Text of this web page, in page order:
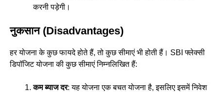
करनी पड़ेगी।
नुकसान (Disadvantages)
हर योजना के कुछ फायदे होते हैं, तो कुछ सीमाएं भी होती हैं। SBI फ्लेक्सी
डिपॉजिट योजना की कुछ सीमाएं निम्नलिखित हैं:
कम ब्याज दर: यह योजना एक बचत योजना है, इसलिए इसमें निवेश